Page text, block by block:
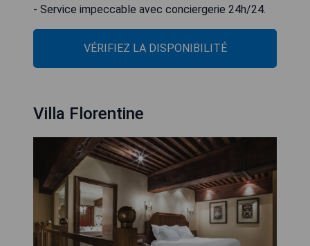
- Service impeccable avec conciergerie 24h/24.
VÉRIFIEZ LA DISPONIBILITÉ
Villa Florentine